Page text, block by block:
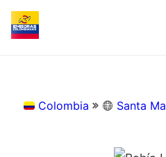
Colombia Santa